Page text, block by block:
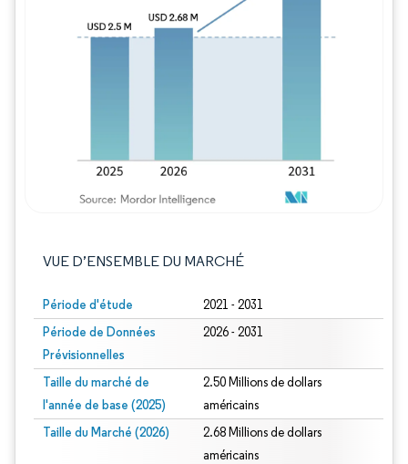
VUE D’ENSEMBLE DU MARCHÉ
Période d'étude 2021 - 2031
Période de Données
Prévisionnelles
2026 - 2031
Taille du marché de
l'année de base (2025)
2.50 Millions de dollars
américains
Taille du Marché (2026)
2.68 Millions de dollars
américains